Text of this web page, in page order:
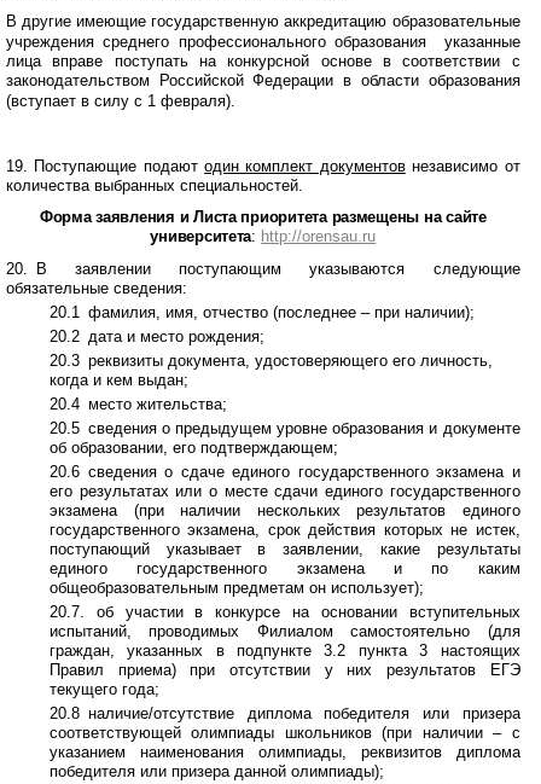
В другие имеющие государственную аккредитацию образовательные
учреждения среднего профессионального образования
указанные
лица вправе поступать на конкурсной основе в соответствии с
законодательством Российской Федерации в области образования
(вступает в силу с 1 февраля).
19. Поступающие подаютодин комплект документовнезависимо от
количества выбранных специальностей.
Форма заявления и Листа приоритета размещены на сайте
университета: http://orensau.ru
20.
В заявлении поступающим указываются следующие
обязательные сведения:
20.1
фамилия, имя, отчество (последнее – при наличии);
20.2 дата и место рождения;
20.3 реквизиты документа, удостоверяющего его личность,
когда и кем выдан;
20.4 место жительства;
20.5 сведения о предыдущем уровне образования и документе
об образовании, его подтверждающем;
20.6 сведения о сдаче единого государственного экзамена и
его результатах или о месте сдачи единого государственного
экзамена (при наличии нескольких результатов единого
государственного экзамена, срок действия которых не истек,
поступающий указывает в заявлении, какие результаты
единого государственного экзамена и по каким
общеобразовательным предметам он использует);
20.7. об участии в конкурсе на основании вступительных
испытаний, проводимых Филиалом самостоятельно (для
граждан, указанных в подпункте 3.2 пункта 3 настоящих
Правил приема) при отсутствии у них результатов ЕГЭ
текущего года;
20.8 наличие/отсутствие диплома победителя или призера
соответствующей олимпиады школьников (при наличии – с
указанием наименования олимпиады, реквизитов диплома
победителя или призера данной олимпиады);